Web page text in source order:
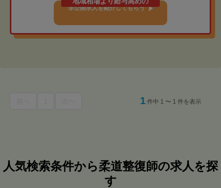
非公開求人を紹介してもらう
1 件中 1 〜 1 件を表示
人気検索条件から柔道整復師の求人を探
す